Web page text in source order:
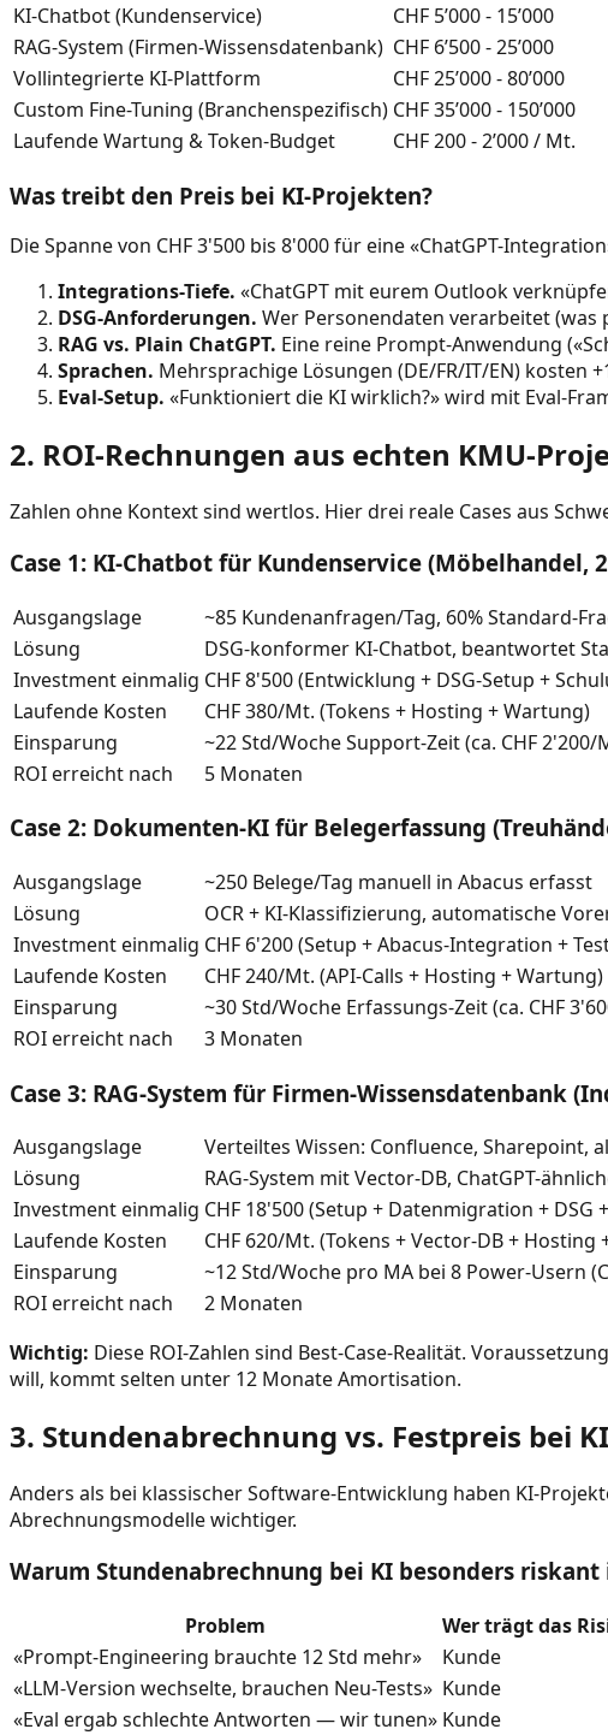
KI-Chatbot (Kundenservice)
CHF 5’000 - 15’000
RAG-System (Firmen-Wissensdatenbank) CHF 6’500 - 25’000
Vollintegrierte KI-Plattform
CHF 25’000 - 80’000
Custom Fine-Tuning (Branchenspezifisch) CHF 35’000 - 150’000
Laufende Wartung & Token-Budget
CHF 200 - 2’000 / Mt.
Was treibt den Preis bei KI-Projekten?
Die Spanne von CHF 3'500 bis 8'000 für eine «ChatGPT-
Integrations-Tiefe. «ChatGPT mit eurem Outlook
DSG-Anforderungen. Wer Personendaten verarbeitet (was
RAG vs. Plain ChatGPT. Eine reine Prompt-Anwendung
Sprachen. Mehrsprachige Lösungen (DE/FR/IT/EN) kosten
Eval-Setup. «Funktioniert die KI wirklich?» wird mit Eval-
2. ROI-Rechnungen aus echten KMU-
Zahlen ohne Kontext sind wertlos. Hier drei reale Cases aus
Case 1: KI-Chatbot für Kundenservice (Möbelhandel,
Ausgangslage
~85 Kundenanfragen/Tag, 60% Standard-
Lösung
DSG-konformer KI-Chatbot, beantwortet
Investment einmalig CHF 8'500 (Entwicklung + DSG-Setup +
Laufende Kosten
CHF 380/Mt. (Tokens + Hosting + Wartung)
Einsparung
~22 Std/Woche Support-Zeit (ca. CHF
ROI erreicht nach
5 Monaten
Case 2: Dokumenten-KI für Belegerfassung
Ausgangslage
~250 Belege/Tag manuell in Abacus erfasst
Lösung
OCR + KI-Klassifizierung, automatische
Investment einmalig CHF 6'200 (Setup + Abacus-Integration +
Laufende Kosten
CHF 240/Mt. (API-Calls + Hosting + Wartung)
Einsparung
~30 Std/Woche Erfassungs-Zeit (ca. CHF
ROI erreicht nach
3 Monaten
Case 3: RAG-System für Firmen-Wissensdatenbank
Ausgangslage
Verteiltes Wissen: Confluence, Sharepoint,
Lösung
RAG-System mit Vector-DB, ChatGPT-
Investment einmalig CHF 18'500 (Setup + Datenmigration + DSG
Laufende Kosten
CHF 620/Mt. (Tokens + Vector-DB + Hosting
Einsparung
~12 Std/Woche pro MA bei 8 Power-Usern
ROI erreicht nach
2 Monaten
Wichtig: Diese ROI-Zahlen sind Best-Case-Realität.
will, kommt selten unter 12 Monate Amortisation.
3. Stundenabrechnung vs. Festpreis bei
Anders als bei klassischer Software-Entwicklung haben KI-
Abrechnungsmodelle wichtiger.
Warum Stundenabrechnung bei KI besonders riskant
Problem
Wer trägt das
«Prompt-Engineering brauchte 12 Std mehr»
Kunde
«LLM-Version wechselte, brauchen Neu-Tests» Kunde
«Eval ergab schlechte Antworten — wir tunen» Kunde